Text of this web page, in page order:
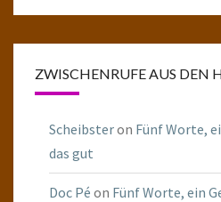
ZWISCHENRUFE AUS DEN
Scheibsteron Fünf Worte,
das gut
Doc Pé on Fünf Worte, ein